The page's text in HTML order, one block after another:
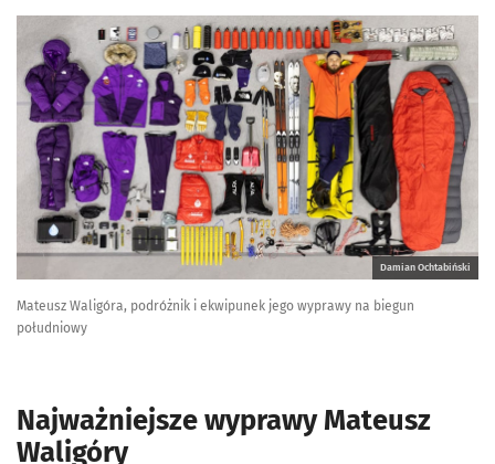
Damian Ochtabiński
Mateusz Waligóra, podróżnik i ekwipunek jego wyprawy na biegun
południowy
Najważniejsze wyprawy Mateusz
Waligóry